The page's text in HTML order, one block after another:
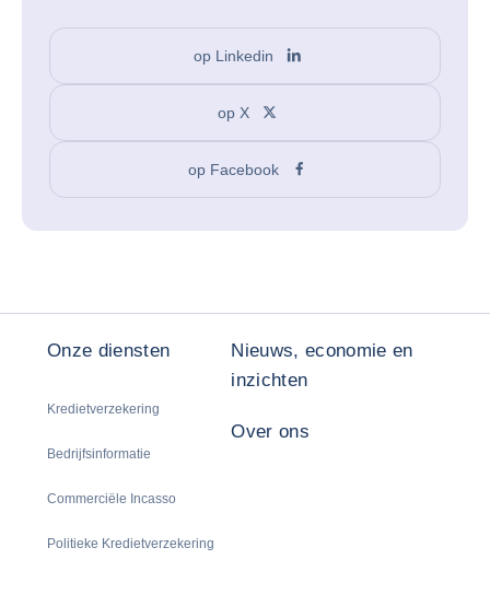
op Linkedin
op X
op Facebook
Onze diensten
Kredietverzekering
Bedrijfsinformatie
Commerciële Incasso
Politieke Kredietverzekering
Nieuws, economie en
inzichten
Over ons